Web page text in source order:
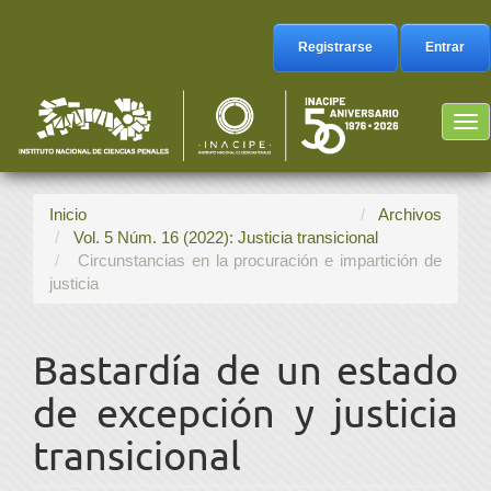
Barra
lateral
Registrarse Entrar
Inicio
Archivos
Vol. 5 Núm. 16 (2022): Justicia transicional
Circunstancias en la procuración e impartición de
justicia
Bastardía de un estado
de excepción y justicia
transicional